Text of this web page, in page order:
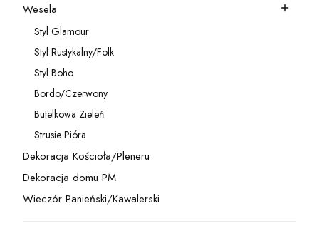
Kategoria - Wesela
Wesela
Kategoria - Styl Glamour
Styl Glamour
Kategoria - Styl Rustykalny/Folk
Styl Rustykalny/Folk
Kategoria - Styl Boho
Styl Boho
Kategoria - Bordo/Czerwony
Bordo/Czerwony
Kategoria - Butelkowa Zieleń
Butelkowa Zieleń
Kategoria - Strusie Pióra
Strusie Pióra
Kategoria - Dekoracja Kościoła/Pleneru
Dekoracja Kościoła/Pleneru
Kategoria - Dekoracja domu PM
Dekoracja domu PM
Kategoria - Wieczór Panieński/Kawalerski
Wieczór Panieński/Kawalerski